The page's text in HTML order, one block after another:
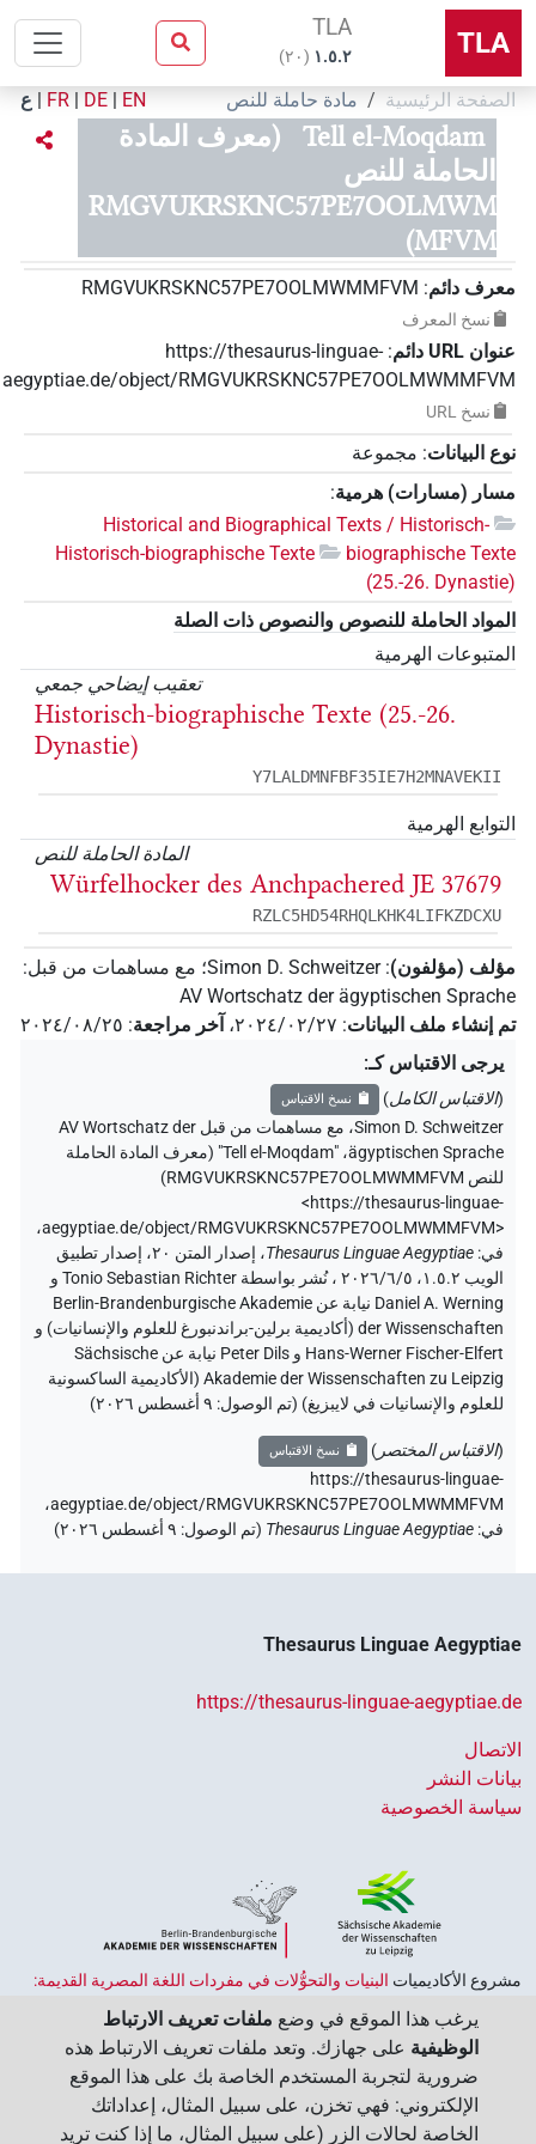
TLA
TLA
۱.٥.٢ (٢٠)
الصفحة الرئيسية مادة حاملة للنص EN
|
DE
|
FR
| ع
Tell el-Moqdam
(معرف المادة
الحاملة للنص
RMGVUKRSKNC57PE7OOLMWM
MFVM)
معرف دائم:
RMGVUKRSKNC57PE7OOLMWMMFVM
نسخ المعرف
عنوان‏ ‏URL‏ دائم :
https://thesaurus-linguae-
aegyptiae.de/object/RMGVUKRSKNC57PE7OOLMWMMFVM
نسخ‏ ‏URL
نوع البيانات: مجموعة
مسار (مسارات) هرمية:
Historical and Biographical Texts / Historisch-
biographische Texte
Historisch-biographische Texte
(25.-26. Dynastie)
المواد الحاملة للنصوص والنصوص ذات الصلة
المتبوعات الهرمية
تعقيب إيضاحي جمعي
Historisch-biographische Texte (25.-26.
Dynastie)
Y7LALDMNFBF35IE7H2MNAVEKII
التوابع الهرمية
المادة الحاملة للنص
Würfelhocker des Anchpachered JE 37679
RZLC5HD54RHQLKHK4LIFKZDCXU
مؤلف (مؤلفون):
Simon D. Schweitzer؛ مع مساهمات من قبل:
AV Wortschatz der ägyptischen Sprache
تم إنشاء ملف البيانات: ٢٠٢٤/٠٢/٢٧، آخر مراجعة: ٢٠٢٤/٠٨/٢٥
يرجى الاقتباس كـ:
(الاقتباس الكامل) نسخ الاقتباس
Simon D. Schweitzer، مع مساهمات من قبل AV Wortschatz der
ägyptischen Sprache، "Tell el-Moqdam" (
معرف المادة الحاملة
للنص RMGVUKRSKNC57PE7OOLMWMMFVM
)
<https://thesaurus-linguae-
aegyptiae.de/object/RMGVUKRSKNC57PE7OOLMWMMFVM>،
في:
Thesaurus Linguae Aegyptiae،
إصدار المتن ٢٠، إصدار تطبيق
الويب ۱.٥.٢، ٢٠٢٦/٦/٥ ، نُشر بواسطة Tonio Sebastian Richter و
Daniel A. Werning نيابة عن Berlin-Brandenburgische Akademie
der Wissenschaften (أكاديمية برلين-براندنبورغ للعلوم والإنسانيات) و
Hans-Werner Fischer-Elfert و Peter Dils نيابة عن Sächsische
Akademie der Wissenschaften zu Leipzig (الأكاديمية الساكسونية
للعلوم والإنسانيات في لايبزيغ) (تم الوصول: ٩ أغسطس ٢٠٢٦ )
(الاقتباس المختصر ) نسخ الاقتباس
https://thesaurus-linguae-
aegyptiae.de/object/RMGVUKRSKNC57PE7OOLMWMMFVM،
في:
Thesaurus Linguae Aegyptiae
(تم الوصول: ٩ أغسطس ٢٠٢٦ )
Thesaurus Linguae Aegyptiae
https://thesaurus-linguae-aegyptiae.de
الاتصال
بيانات النشر
سياسة الخصوصية
مشروع الأكاديميات ‏ البنيات والتحوُّلات في مفردات اللغة المصرية القديمة:
الممول من قبل الحكومة الاتحادية وحكومات الولايات بجمهورية ألمانيا
الاتحادية، وهو يهدف إلى الحفاظ على تراثنا الثقافي واسترجاعه واستكشافه.
يُنسَّق البرنامج من قِبلاتحاد الأكاديميات الألمانية للعلوم والإنسانيات‏.
يرغب هذا الموقع في وضع ملفات تعريف الارتباط
الوظيفية على جهازك. وتعد ملفات تعريف الارتباط هذه
ضرورية لتجربة المستخدم الخاصة بك على هذا الموقع
الإلكتروني: فهي تخزن، على سبيل المثال، إعداداتك
الخاصة لحالات الزر (على سبيل المثال، ما إذا كنت تريد